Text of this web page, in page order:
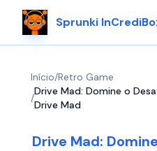
Sprunki
Início/Retro Game
/
Drive Mad: Domine o
Drive Mad
Drive Mad: